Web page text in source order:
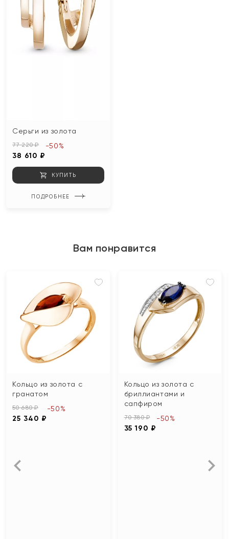
Серьги из золота
77 220 ₽
38 610 ₽
-50%
КУПИТЬ
ПОДРОБНЕЕ
Вам понравится
Кольцо из золота с
гранатом
50 680 ₽
25 340 ₽
-50%
Кольцо из золота с
бриллиантами и
сапфиром
70 380 ₽
35 190 ₽
-50%